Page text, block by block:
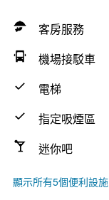
客房服務
機場接駁車
電梯
指定吸煙區
迷你吧
顯示所有5個便利設施